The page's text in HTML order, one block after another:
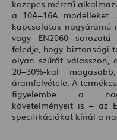
közepes méretű
a 10A–16A
kapcsolatos nagyáramú
vagy EN2060
feledje, hogy biztonsági
olyan szűrőt válasszon,
20–30%-kal
áramfelvétele. A
figyelembe a
követelményeit is – az
specifikációkat kínál a